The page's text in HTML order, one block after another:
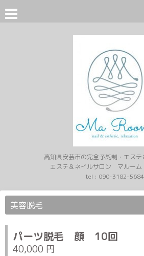
高知県安芸市の完全予約制・エス
エステ＆ネイルサロン マルーム
tel : 090-3182-5684
美容脱毛
パーツ脱毛 顔 10回
40,000 円